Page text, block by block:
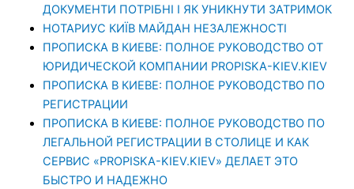
ДОКУМЕНТИ ПОТРІБНІ І ЯК УНИКНУТИ ЗАТРИМОК
НОТАРИУС КИЇВ МАЙДАН НЕЗАЛЕЖНОСТІ
ПРОПИСКА В КИЕВЕ: ПОЛНОЕ РУКОВОДСТВО ОТ
ЮРИДИЧЕСКОЙ КОМПАНИИ PROPISKA-KIEV.KIEV
ПРОПИСКА В КИЕВЕ: ПОЛНОЕ РУКОВОДСТВО ПО
РЕГИСТРАЦИИ
ПРОПИСКА В КИЕВЕ: ПОЛНОЕ РУКОВОДСТВО ПО
ЛЕГАЛЬНОЙ РЕГИСТРАЦИИ В СТОЛИЦЕ И КАК
СЕРВИС «PROPISKA-KIEV.KIEV» ДЕЛАЕТ ЭТО
БЫСТРО И НАДЕЖНО